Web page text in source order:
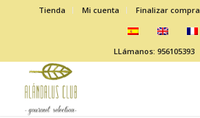
Tienda Mi cuenta Finalizar compra
LLámanos: 956105393